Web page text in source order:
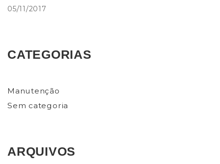
05/11/2017
CATEGORIAS
Manutenção
Sem categoria
ARQUIVOS